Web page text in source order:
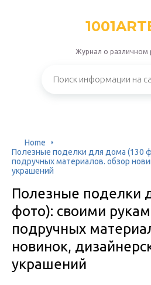
Журнал о различном
Home
Полезные поделки для дома (130
подручных материалов. обзор
украшений
Полезные поделки
фото): своими
подручных
новинок,
украшений